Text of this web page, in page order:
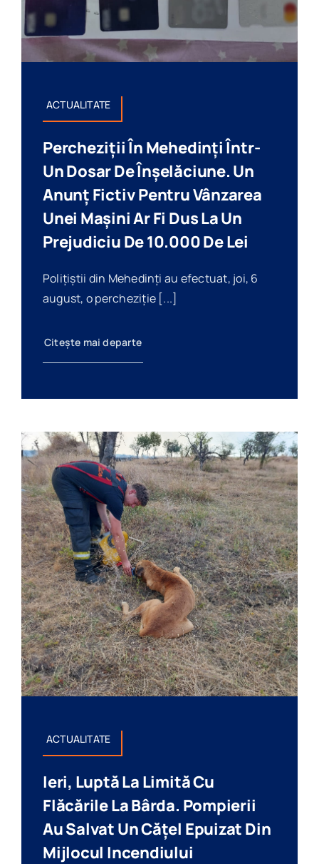
ACTUALITATE
Percheziții În Mehedinți Într-
Un Dosar De Înșelăciune. Un
Anunț Fictiv Pentru Vânzarea
Unei Mașini Ar Fi Dus La Un
Prejudiciu De 10.000 De Lei
Polițiștii din Mehedinți au efectuat, joi, 6
august, o percheziție [...]
Citește mai departe
ACTUALITATE
Ieri, Luptă La Limită Cu
Flăcările La Bârda. Pompierii
Au Salvat Un Cățel Epuizat Din
Mijlocul Incendiului